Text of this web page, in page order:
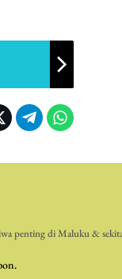
penting di Maluku &